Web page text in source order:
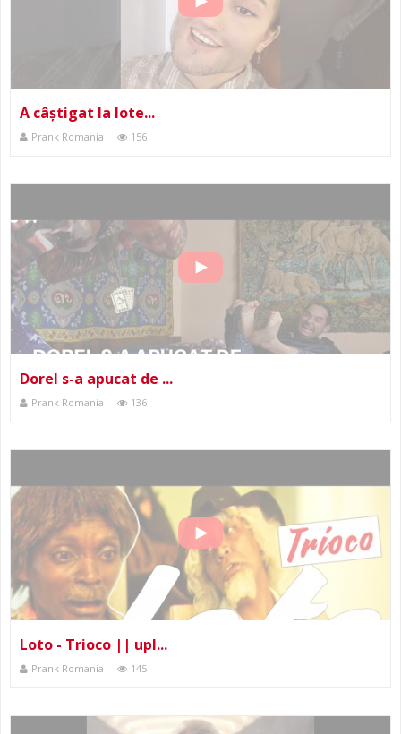
A câștigat la lote...
Prank Romania 156
Dorel s-a apucat de ...
Prank Romania 136
Loto - Trioco || upl...
Prank Romania 145